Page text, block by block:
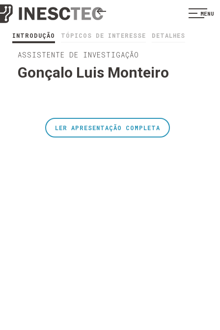
MENU
INTRODUÇÃO TÓPICOS DE INTERESSE DETALHES
ASSISTENTE DE INVESTIGAÇÃO
Gonçalo Luis Monteiro
LER APRESENTAÇÃO COMPLETA